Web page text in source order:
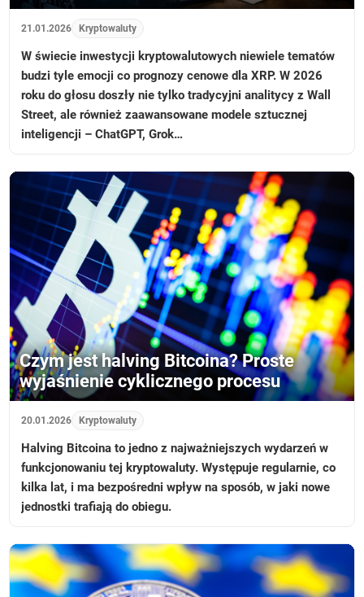
21.01.2026 Kryptowaluty
W świecie inwestycji kryptowalutowych niewiele tematów
budzi tyle emocji co prognozy cenowe dla XRP. W 2026
roku do głosu doszły nie tylko tradycyjni analitycy z Wall
Street, ale również zaawansowane modele sztucznej
inteligencji – ChatGPT, Grok…
Czym jest halving Bitcoina? Proste
wyjaśnienie cyklicznego procesu
20.01.2026 Kryptowaluty
Halving Bitcoina to jedno z najważniejszych wydarzeń w
funkcjonowaniu tej kryptowaluty. Występuje regularnie, co
kilka lat, i ma bezpośredni wpływ na sposób, w jaki nowe
jednostki trafiają do obiegu.